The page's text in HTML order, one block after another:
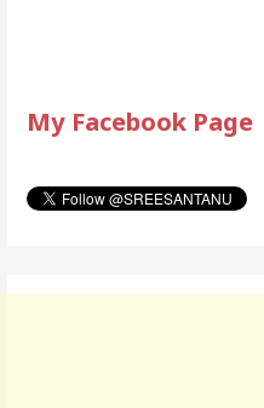
My Facebook Page